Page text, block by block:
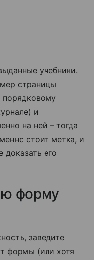
учебники.
страницы
порядковому
и
на ней – тогда
стоит метка, и
доказать его
форму
заведите
формы (или хотя